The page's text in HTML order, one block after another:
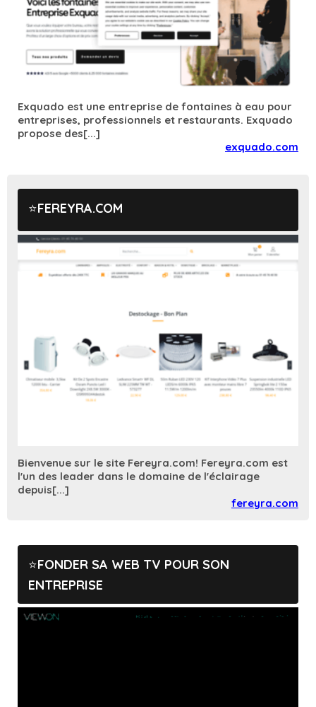
Exquado est une entreprise de fontaines à eau pour
entreprises, professionnels et restaurants. Exquado
propose des[...]
exquado.com
FEREYRA.COM
Bienvenue sur le site Fereyra.com! Fereyra.com est
l'un des leader dans le domaine de l'éclairage
depuis[...]
fereyra.com
FONDER SA WEB TV POUR SON
ENTREPRISE